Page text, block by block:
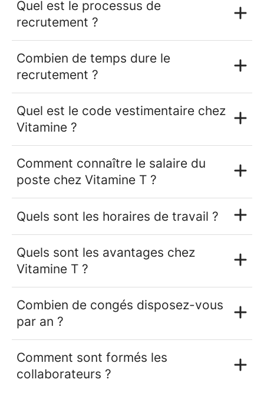
Quel est le processus de
recrutement ?
Combien de temps dure le
recrutement ?
Quel est le code vestimentaire chez
Vitamine ?
Comment connaître le salaire du
poste chez Vitamine T ?
Quels sont les horaires de travail ?
Quels sont les avantages chez
Vitamine T ?
Combien de congés disposez-vous
par an ?
Comment sont formés les
collaborateurs ?